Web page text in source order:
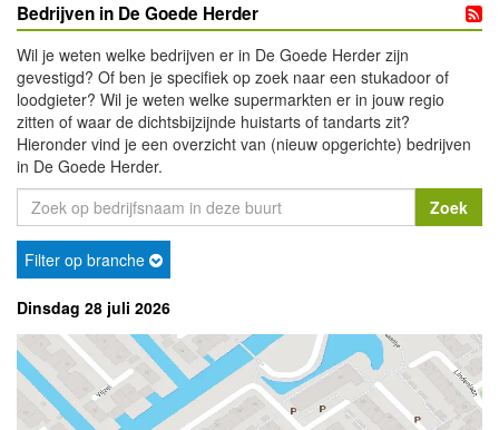
Bedrijven in De Goede Herder
Wil je weten welke bedrijven er in De Goede Herder zijn
gevestigd? Of ben je specifiek op zoek naar een stukadoor of
loodgieter? Wil je weten welke supermarkten er in jouw regio
zitten of waar de dichtsbijzijnde huistarts of tandarts zit?
Hieronder vind je een overzicht van (nieuw opgerichte) bedrijven
in De Goede Herder.
Filter op branche
Dinsdag 28 juli 2026